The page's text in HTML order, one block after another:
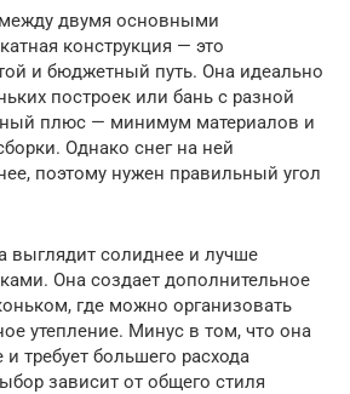
двумя основными
конструкция — это
и бюджетный путь. Она идеально
построек или бань с разной
плюс — минимум материалов и
Однако снег на ней
поэтому нужен правильный угол
выглядит солиднее и лучше
Она создает дополнительное
где можно организовать
утепление. Минус в том, что она
требует большего расхода
зависит от общего стиля